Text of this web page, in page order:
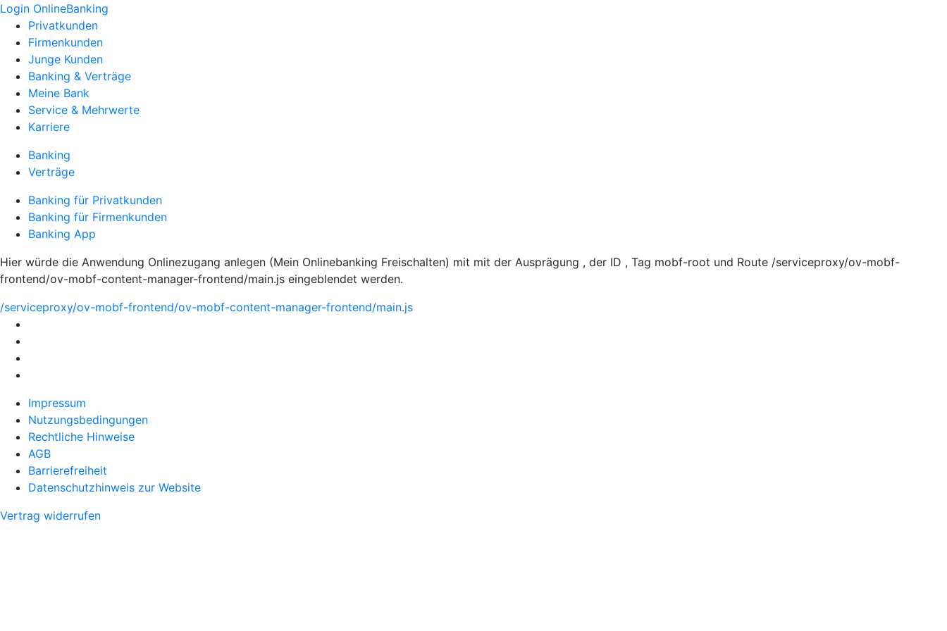
Login OnlineBanking
Privatkunden
Firmenkunden
Junge Kunden
Banking & Verträge
Meine Bank
Service & Mehrwerte
Karriere
Banking
Verträge
Banking für Privatkunden
Banking für Firmenkunden
Banking App
Hier würde die Anwendung Onlinezugang anlegen (Mein Onlinebanking Freischalten) mit mit der Ausprägung , der ID , Tag mobf-root und Route /serviceproxy/ov-mobf-
frontend/ov-mobf-content-manager-frontend/main.js eingeblendet werden.
/serviceproxy/ov-mobf-frontend/ov-mobf-content-manager-frontend/main.js
Impressum
Nutzungsbedingungen
Rechtliche Hinweise
AGB
Barrierefreiheit
Datenschutzhinweis zur Website
Vertrag widerrufen